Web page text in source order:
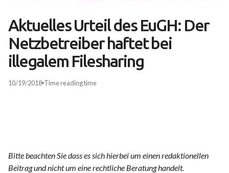
Aktuelles Urteil des EuGH: Der
Netzbetreiber haftet bei
illegalem Filesharing
10/19/2018 Timereading time
Bitte beachten Sie dass es sich hierbei um einen redaktionellen
Beitrag und nicht um eine rechtliche Beratung handelt.